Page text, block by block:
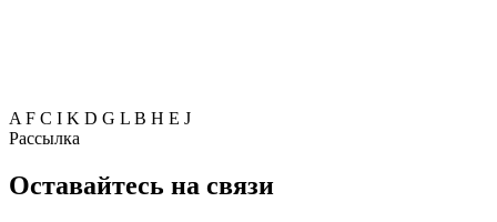
A F C I K D G L B H E J
Рассылка
Оставайтесь на связи